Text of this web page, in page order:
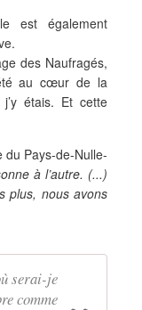
est également
des Naufragés,
au cœur de la
étais. Et cette
du Pays-de-Nulle-
à l’autre. (...)
plus, nous avons
serai-je
comme